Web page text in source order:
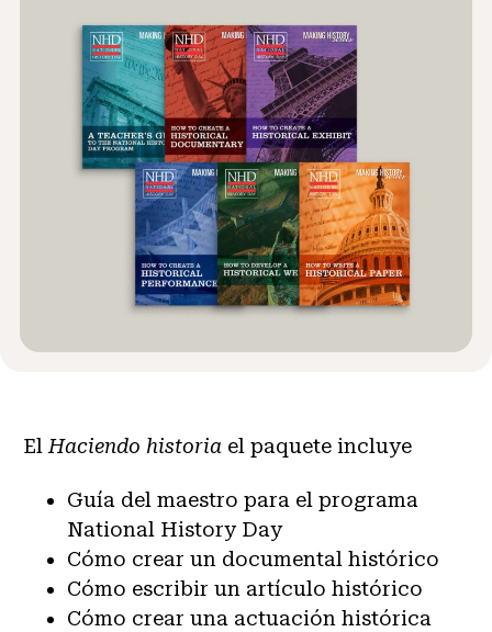
Noticias y Eventos
Acerca de NHD®
Involucrarse
El Haciendo historia el paquete incluye
Guía del maestro para el programa
National History Day
Cómo crear un documental histórico
Cómo escribir un artículo histórico
Cómo crear una actuación histórica